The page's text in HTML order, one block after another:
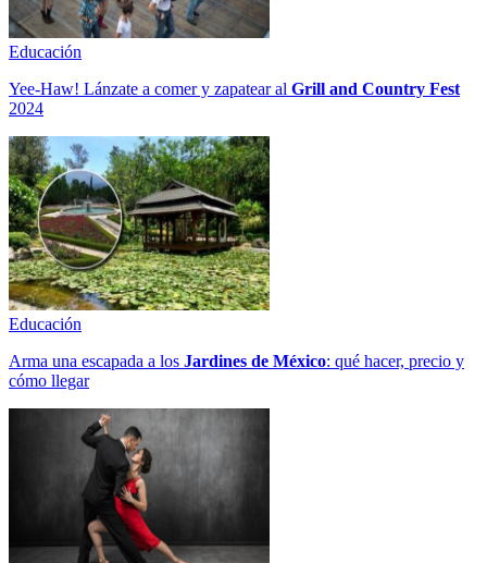
Educación
Yee-Haw! Lánzate a comer y zapatear al Grill and Country Fest
2024
Educación
Arma una escapada a los Jardines de México: qué hacer, precio y
cómo llegar